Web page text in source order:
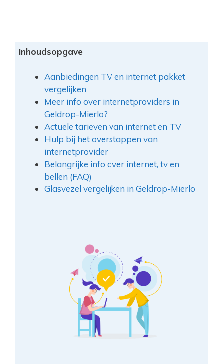
Inhoudsopgave
Aanbiedingen TV en internet pakket
vergelijken
Meer info over internetproviders in
Geldrop-Mierlo?
Actuele tarieven van internet en TV
Hulp bij het overstappen van
internetprovider
Belangrijke info over internet, tv en
bellen (FAQ)
Glasvezel vergelijken in Geldrop-Mierlo